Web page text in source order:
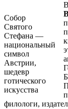
Собор
Святого
Стефана —
национальный
символ
Австрии,
шедевр
готического
искусства
филологи,